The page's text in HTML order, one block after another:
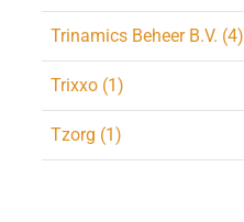
Trinamics Beheer B.V. (4)
Trixxo (1)
Tzorg (1)